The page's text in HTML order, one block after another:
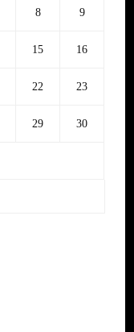
8 9
15 16
22 23
29 30